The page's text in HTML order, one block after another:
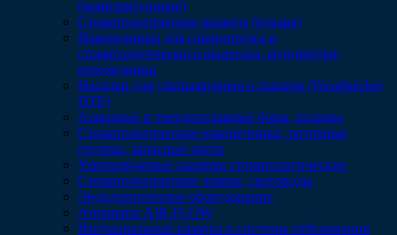
(комплектующие)
Стоматологические шланги (рукава)
Наконечники для слюноотсоса и
стоматологического пылесоса, мундштуки,
переходники
Насадки для ультразвукового скалера (Woodpecker
DTE)
Алмазные и твердосплавные боры, полиры
Стоматологические наконечники, роторные
группы, запасные части
Ультразвуковые скалеры стоматологические
Стоматологические лампы, световоды
Эндодонтическое оборудование
Аппараты AIR FLOW
Интраоральные камеры и системы отбеливания